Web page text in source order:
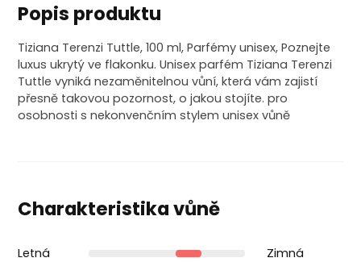
Popis produktu
Tiziana Terenzi Tuttle, 100 ml, Parfémy unisex, Poznejte
luxus ukrytý ve flakonku. Unisex parfém Tiziana Terenzi
Tuttle vyniká nezaměnitelnou vůní, která vám zajistí
přesně takovou pozornost, o jakou stojíte. pro
osobnosti s nekonvenčním stylem unisex vůně
Charakteristika vůně
Letná Zimná